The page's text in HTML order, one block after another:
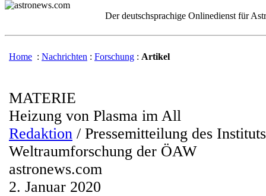
Der deutschsprachige Onlinedienst für
Home : Nachrichten : Forschung : Artikel
MATERIE
Heizung von Plasma im All
Redaktion / Pressemitteilung des
Weltraumforschung der ÖAW
astronews.com
2. Januar 2020